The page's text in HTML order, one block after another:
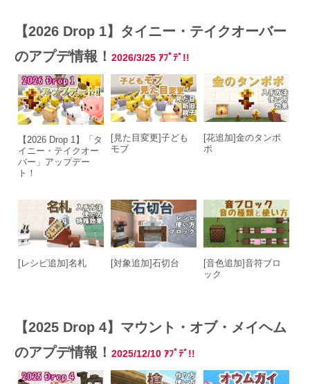
【2026 Drop 1】タイニー・テイクオーバー
のアプデ情報！ 2026/3/25 ｱﾌﾟﾃﾞ!!
【2026 Drop 1】「タ
イニー・テイクオー
バー」アップデー
ト！
[見た目変更]子ども
モブ
[花追加]金のタンポ
ポ
[レシピ追加]名札 [対象追加]石切台
[音色追加]音符ブロ
ック
【2025 Drop 4】マウント・オブ・メイヘム
のアプデ情報！ 2025/12/10 ｱﾌﾟﾃﾞ!!